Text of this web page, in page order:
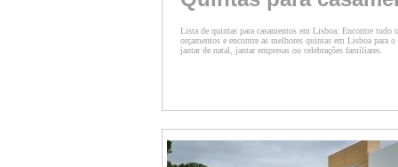
Lista de quintas para casamentos em Lisboa: Encontre tudo
orçamentos e encontre as melhores quintas em Lisboa para
jantar de natal, jantar empresas ou celebrações familiares.